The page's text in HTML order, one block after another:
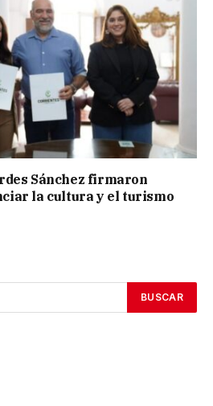
Sánchez firmaron
la cultura y el turismo